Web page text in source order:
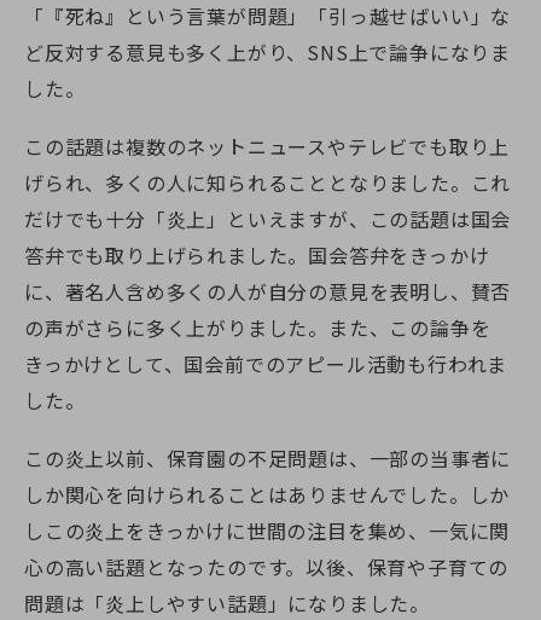
「『死ね』という言葉が問題」「引っ越せばいい」な
ど反対する意見も多く上がり、SNS上で論争になりま
した。
この話題は複数のネットニュースやテレビでも取り上
げられ、多くの人に知られることとなりました。これ
だけでも十分「炎上」といえますが、この話題は国会
答弁でも取り上げられました。国会答弁をきっかけ
に、著名人含め多くの人が自分の意見を表明し、賛否
の声がさらに多く上がりました。また、この論争を
きっかけとして、国会前でのアピール活動も行われま
した。
この炎上以前、保育園の不足問題は、一部の当事者に
しか関心を向けられることはありませんでした。しか
しこの炎上をきっかけに世間の注目を集め、一気に関
心の高い話題となったのです。以後、保育や子育ての
問題は「炎上しやすい話題」になりました。